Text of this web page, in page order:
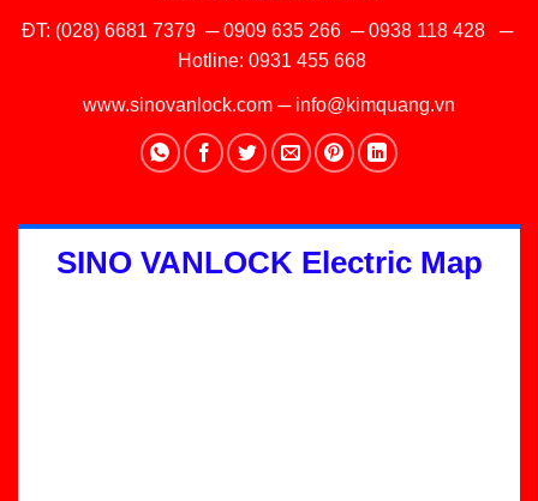
ĐT: (028) 6681 7379 ─0909 635 266─0938 118 428─
Hotline: 0931 455 668
www.sinovanlock.com ─ info@kimquang.vn
SINO VANLOCK Electric Map